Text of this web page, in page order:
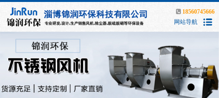
18560745666
网站导航